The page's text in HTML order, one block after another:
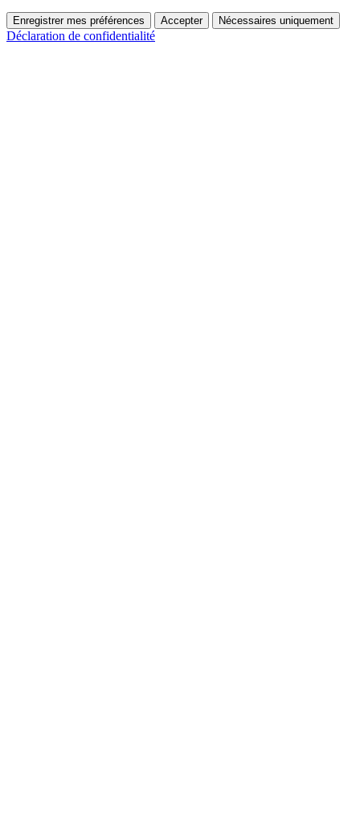
Enregistrer mes préférences Accepter Nécessaires uniquement
Déclaration de confidentialité